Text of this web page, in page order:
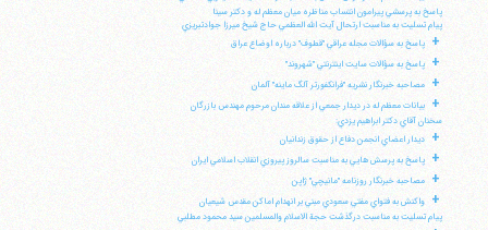
پاسخ به پرسشي پيرامون انتساب مناظره ميان معظم له و دكتر سينا
پيام تسليت به مناسبت ارتحال آيت الله العظمي حاج شيخ ميرزا جوادتبريزي
+ پاسخ به سؤالات مجله عراقي "قطوف" درباره اوضاع عراق
+ پاسخ به سؤالات سايت اينترنتي "شهروند"
+ مصاحبه خبرنگار نشريه "فرانكفورتر آلگ ماينه" آلمان
+
بيانات معظم له در ديدار جمعي از علاقه مندان مرحوم مهندس بازرگان
سخنان آقاي دكتر ابراهيم يزدي:
+ ديدار اعضاي انجمن دفاع از حقوق زندانيان
+ پاسخ به پرسش هايي به مناسبت سالروز پيروزي انقلاب اسلامي ايران
+ مصاحبه خبرنگار روزنامه "مانيچي" ژاپن
+
واكنش به فتواي مفتي سعودي مبني بر انهدام اماكن مقدس شيعيان
پيام تسليت به مناسبت درگذشت حجة الاسلام والمسلمين سيد محمود مطلبي